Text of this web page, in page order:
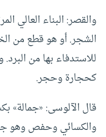
والقصر: البناء العالي
الشجر. أو هو قطع من
للاستدفاء بها من
كحجارة وحجر.
قال الآلوسى: «جمالة»
والكسائي وحفص وهو